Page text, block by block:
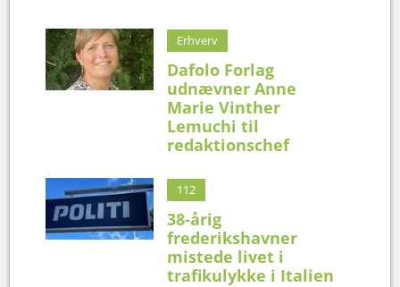
Erhverv
Dafolo Forlag
udnævner Anne
Marie Vinther
Lemuchi til
redaktionschef
112
38-årig
frederikshavner
mistede livet i
trafikulykke i Italien